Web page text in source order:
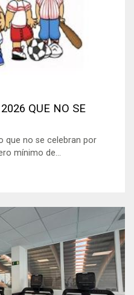
QUE NO SE
que no se celebran por
mínimo de...